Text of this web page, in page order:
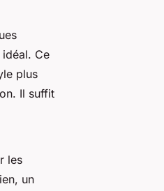
idéal. Ce
plus
Il suffit
les
un